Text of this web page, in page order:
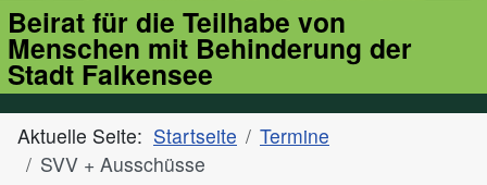
Beirat für die Teilhabe von
Menschen mit Behinderung der
Stadt Falkensee
Aktuelle Seite: Startseite
Termine
SVV + Ausschüsse